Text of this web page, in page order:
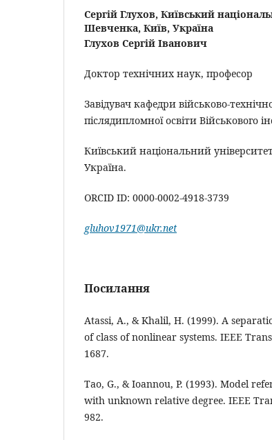
Сергій Глухов, Київський
Шевченка, Київ, Україна
Глухов Сергій Іванович
Доктор технічних наук, професор
Завідувач кафедри військово-
післядипломної освіти Військового
Київський національний
Україна.
ORCID ID: 0000-0002-4918-3739
gluhov1971@ukr.net
Посилання
Atassi, A., & Khalil, H. (1999). A
of class of nonlinear systems. IEEE
1687.
Tao, G., & Ioannou, P. (1993). Model
with unknown relative degree. IEEE
982.